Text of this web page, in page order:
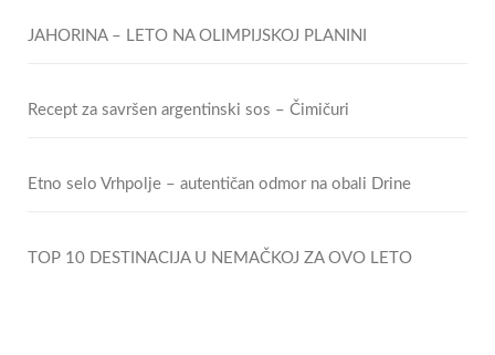
JAHORINA – LETO NA OLIMPIJSKOJ PLANINI
Recept za savršen argentinski sos – Čimičuri
Etno selo Vrhpolje – autentičan odmor na obali Drine
TOP 10 DESTINACIJA U NEMAČKOJ ZA OVO LETO